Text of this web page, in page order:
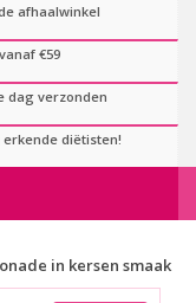
afhaalwinkel
€59
dag verzonden
erkende diëtisten!
in kersen smaak